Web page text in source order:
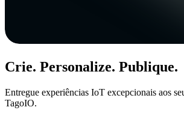
Crie. Personalize. Publique.
Entregue experiências IoT excepcionais aos
TagoIO.